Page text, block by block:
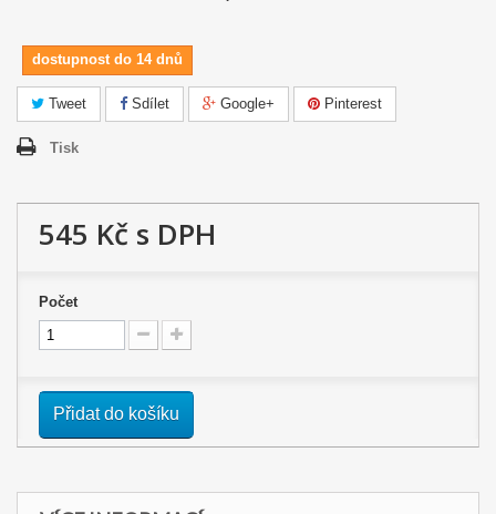
dostupnost do 14 dnů
Tweet Sdílet Google+ Pinterest
Tisk
545 Kč s DPH
Počet
Přidat do košíku